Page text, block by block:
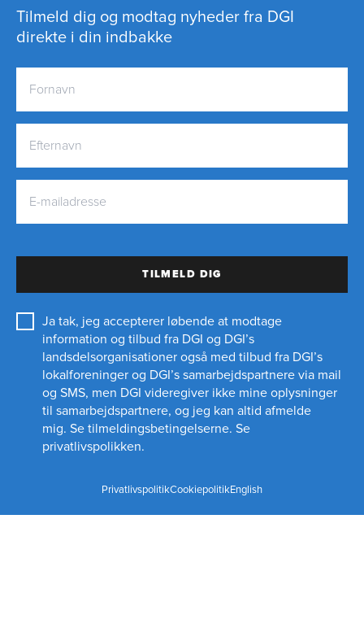
Tilmeld dig og modtag nyheder fra DGI
direkte i din indbakke
TILMELD DIG
Ja tak, jeg accepterer løbende at modtage
information og tilbud fra DGI og DGI’s
landsdelsorganisationer også med tilbud fra DGI’s
lokalforeninger og DGI’s samarbejdspartnere via mail
og SMS, men DGI videregiver ikke mine oplysninger
til samarbejdspartnere, og jeg kan altid afmelde
mig. Se tilmeldingsbetingelserne. Se
privatlivspolikken.
PrivatlivspolitikCookiepolitikEnglish